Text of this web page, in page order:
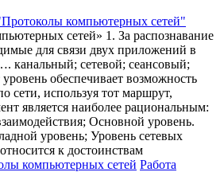
компьютерных сетей"
сетей» 1. За распознавание
для связи двух приложений в
канальный; сетевой; сеансовый;
обеспечивает возможность
сети, используя тот маршрут,
является наиболее рациональным:
Основной уровень.
уровень; Уровень сетевых
к достоинствам
компьютерных сетей Работа